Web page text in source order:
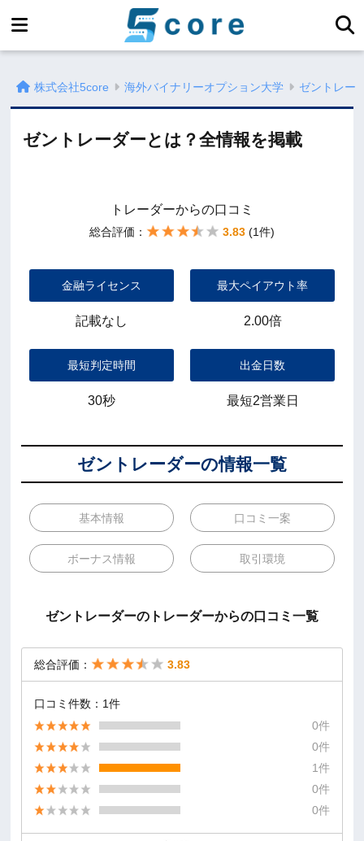
株式会社5core 海外バイナリーオプション大学 ゼントレー
ゼントレーダーとは？全情報を掲載
トレーダーからの口コミ
総合評価： 3.83 (1件)
金融ライセンス
記載なし
最大ペイアウト率
2.00倍
最短判定時間
30秒
出金日数
最短2営業日
ゼントレーダーの情報一覧
基本情報 口コミ一案
ボーナス情報 取引環境
ゼントレーダーのトレーダーからの口コミ一覧
総合評価： 3.83
口コミ件数：1件
0件
0件
1件
0件
0件